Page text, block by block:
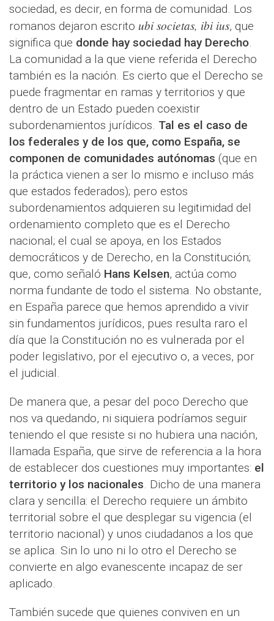
sociedad, es decir, en forma de comunidad. Los
romanos dejaron escrito ubi societas, ibi ius, que
significa que donde hay sociedad hay Derecho.
La comunidad a la que viene referida el Derecho
también es la nación. Es cierto que el Derecho se
puede fragmentar en ramas y territorios y que
dentro de un Estado pueden coexistir
subordenamientos jurídicos. Tal es el caso de
los federales y de los que, como España, se
componen de comunidades autónomas (que en
la práctica vienen a ser lo mismo e incluso más
que estados federados); pero estos
subordenamientos adquieren su legitimidad del
ordenamiento completo que es el Derecho
nacional; el cual se apoya, en los Estados
democráticos y de Derecho, en la Constitución;
que, como señaló Hans Kelsen, actúa como
norma fundante de todo el sistema. No obstante,
en España parece que hemos aprendido a vivir
sin fundamentos jurídicos, pues resulta raro el
día que la Constitución no es vulnerada por el
poder legislativo, por el ejecutivo o, a veces, por
el judicial.
De manera que, a pesar del poco Derecho que
nos va quedando, ni siquiera podríamos seguir
teniendo el que resiste si no hubiera una nación,
llamada España, que sirve de referencia a la hora
de establecer dos cuestiones muy importantes: el
territorio y los nacionales. Dicho de una manera
clara y sencilla: el Derecho requiere un ámbito
territorial sobre el que desplegar su vigencia (el
territorio nacional) y unos ciudadanos a los que
se aplica. Sin lo uno ni lo otro el Derecho se
convierte en algo evanescente incapaz de ser
aplicado.
También sucede que quienes conviven en un